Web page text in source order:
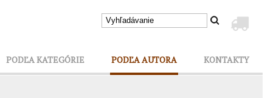
PODĽA KATEGÓRIE PODĽA AUTORA KONTAKTY